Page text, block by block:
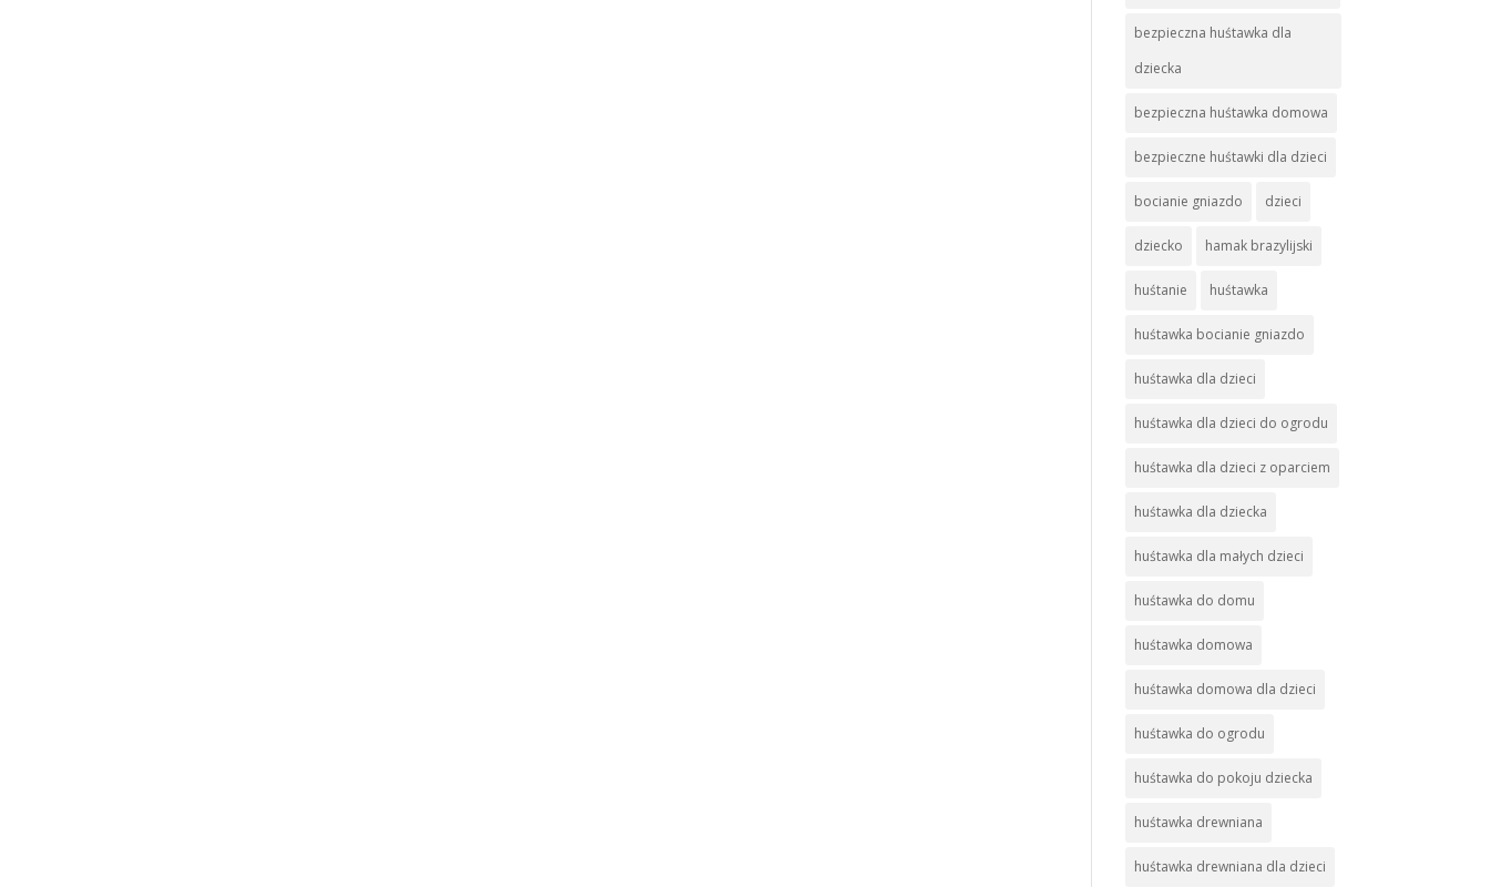
bezpieczna huśtawka dla
dziecka
bezpieczna huśtawka domowa
bezpieczne huśtawki dla dzieci
bocianie gniazdo dzieci
dziecko hamak brazylijski
huśtanie huśtawka
huśtawka bocianie gniazdo
huśtawka dla dzieci
huśtawka dla dzieci do ogrodu
huśtawka dla dzieci z oparciem
huśtawka dla dziecka
huśtawka dla małych dzieci
huśtawka do domu
huśtawka domowa
huśtawka domowa dla dzieci
huśtawka do ogrodu
huśtawka do pokoju dziecka
huśtawka drewniana
huśtawka drewniana dla dzieci